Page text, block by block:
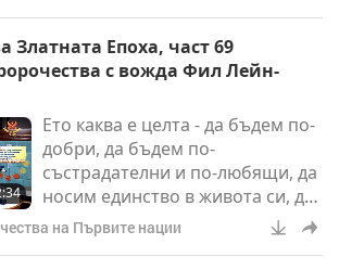
нужда, може би не са го знаели,
храна. Видели жена, която ги
приближила. Тя била облечена
мъже осъзнал, че Тя е свято
същество, това, което ние
наричаме свещена жена. Само
присъствието на т
Златната Епоха, част 69
с вожда Фил Лейн-
Ето каква е целта - да бъдем по-
добри, да бъдем по-
състрадателни и по-любящи, да
носим единство в живота си, да
подкрепяме другите хора, да
помагаме на потиснатите, да
на Първите нации